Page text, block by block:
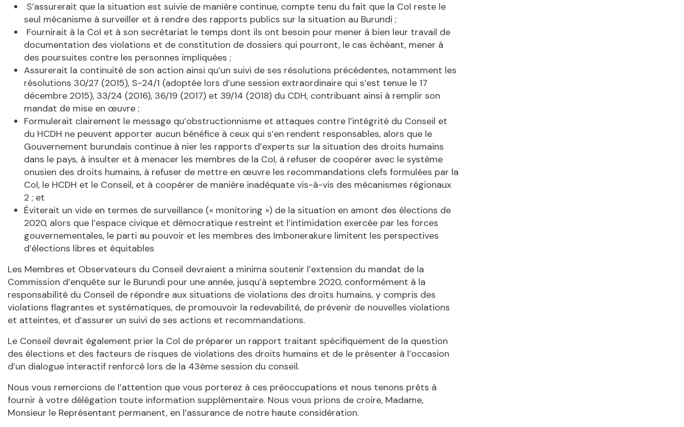
S’assurerait que la situation est suivie de manière continue, compte tenu du fait que la CoI reste le
seul mécanisme à surveiller et à rendre des rapports publics sur la situation au Burundi ;
Fournirait à la CoI et à son secrétariat le temps dont ils ont besoin pour mener à bien leur travail de
documentation des violations et de constitution de dossiers qui pourront, le cas échéant, mener à
des poursuites contre les personnes impliquées ;
Assurerait la continuité de son action ainsi qu’un suivi de ses résolutions précédentes, notamment les
résolutions 30/27 (2015), S-24/1 (adoptée lors d’une session extraordinaire qui s’est tenue le 17
décembre 2015), 33/24 (2016), 36/19 (2017) et 39/14 (2018) du CDH, contribuant ainsi à remplir son
mandat de mise en œuvre ;
Formulerait clairement le message qu’obstructionnisme et attaques contre l’intégrité du Conseil et
du HCDH ne peuvent apporter aucun bénéfice à ceux qui s’en rendent responsables, alors que le
Gouvernement burundais continue à nier les rapports d’experts sur la situation des droits humains
dans le pays, à insulter et à menacer les membres de la CoI, à refuser de coopérer avec le système
onusien des droits humains, à refuser de mettre en œuvre les recommandations clefs formulées par la
CoI, le HCDH et le Conseil, et à coopérer de manière inadéquate vis-à-vis des mécanismes régionaux
2 ; et
Éviterait un vide en termes de surveillance (« monitoring ») de la situation en amont des élections de
2020, alors que l’espace civique et démocratique restreint et l’intimidation exercée par les forces
gouvernementales, le parti au pouvoir et les membres des Imbonerakure limitent les perspectives
d’élections libres et équitables
Les Membres et Observateurs du Conseil devraient a minima soutenir l’extension du mandat de la
Commission d’enquête sur le Burundi pour une année, jusqu’à septembre 2020, conformément à la
responsabilité du Conseil de répondre aux situations de violations des droits humains, y compris des
violations flagrantes et systématiques, de promouvoir la redevabilité, de prévenir de nouvelles violations
et atteintes, et d’assurer un suivi de ses actions et recommandations.
Le Conseil devrait également prier la CoI de préparer un rapport traitant spécifiquement de la question
des élections et des facteurs de risques de violations des droits humains et de le présenter à l’occasion
d’un dialogue interactif renforcé lors de la 43ème session du conseil.
Nous vous remercions de l’attention que vous porterez à ces préoccupations et nous tenons prêts à
fournir à votre délégation toute information supplémentaire. Nous vous prions de croire, Madame,
Monsieur le Représentant permanent, en l’assurance de notre haute considération.